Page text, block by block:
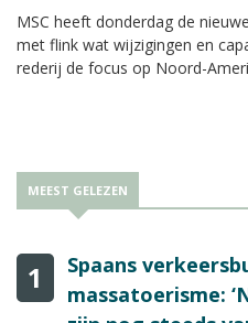
MSC heeft donderdag de
met flink wat wijzigingen en
rederij de focus op Noord-
MEEST GELEZEN
1
Spaans
massatoerisme: